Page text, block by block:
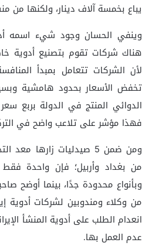
يباع بخمسة آلاف دينار، ولكنها من
وينفي الحسان وجود شيء اسمه
هناك شركات تقوم بتصنيع أدوية
لأن الشركات تتعامل بمبدأ
تخفض الأسعار بحدود هامشية
الدوائي المنتج في الدولة بربع
فهذا مؤشر على تلاعب واضح في
ومن ضمن 5 صيدليات زارها
من بغداد وأربيل؛ فإن واحدة فقط
وبأنواع محدودة جدًا، بينما أوضح
من وكلاء ومندوبين لشركات أدوية
انعدام الطلب على أدوية المنشأ
عدم العمل بها.